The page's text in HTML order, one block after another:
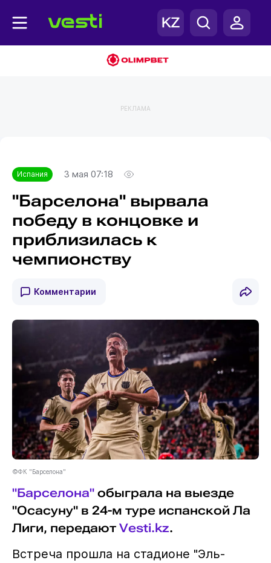
РЕКЛАМА
Испания 3 мая 07:18
"Барселона" вырвала
победу в концовке и
приблизилась к
чемпионству
Комментарии
©ФК "Барселона"
"Барселона"обыграла на выезде
"Осасуну" в 24-м туре испанской Ла
Лиги, передают Vesti.kz.
Встреча прошла на стадионе "Эль-